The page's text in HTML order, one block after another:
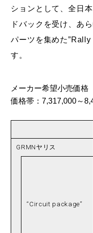
ションとして、全日
ドバックを受け、あ
パーツを集めた
す。
メーカー希望小売価格
価格帯：7,317,000～
GRMNヤリス
“Circuit package”